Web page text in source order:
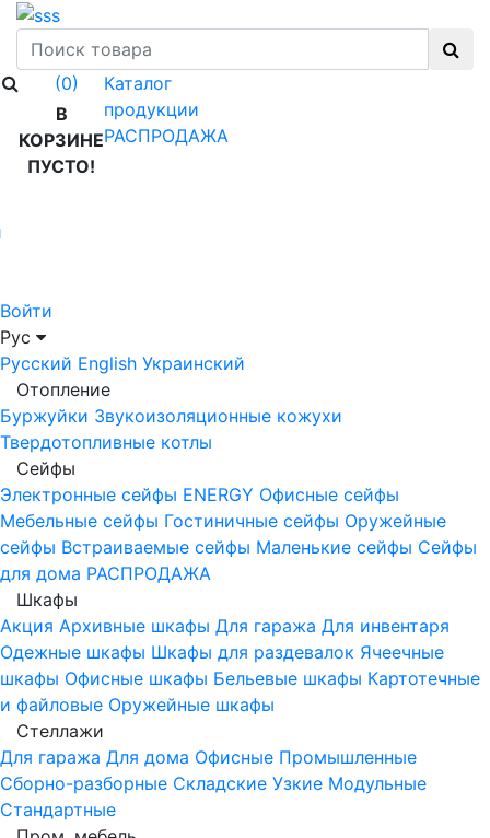
(0)
В
КОРЗИНЕ
ПУСТО!
Каталог
продукции
РАСПРОДАЖА
Войти
Рус
Русский English Украинский
Отопление
Буржуйки Звукоизоляционные кожухи
Твердотопливные котлы
Сейфы
Электронные сейфы ENERGY Офисные сейфы
Мебельные сейфы Гостиничные сейфы Оружейные
сейфы Встраиваемые сейфы Маленькие сейфы Сейфы
для дома РАСПРОДАЖА
Шкафы
Акция Архивные шкафы Для гаража Для инвентаря
Одежные шкафы Шкафы для раздевалок Ячеечные
шкафы Офисные шкафы Бельевые шкафы Картотечные
и файловые Оружейные шкафы
Стеллажи
Для гаража Для дома Офисные Промышленные
Сборно-разборные Складские Узкие Модульные
Стандартные